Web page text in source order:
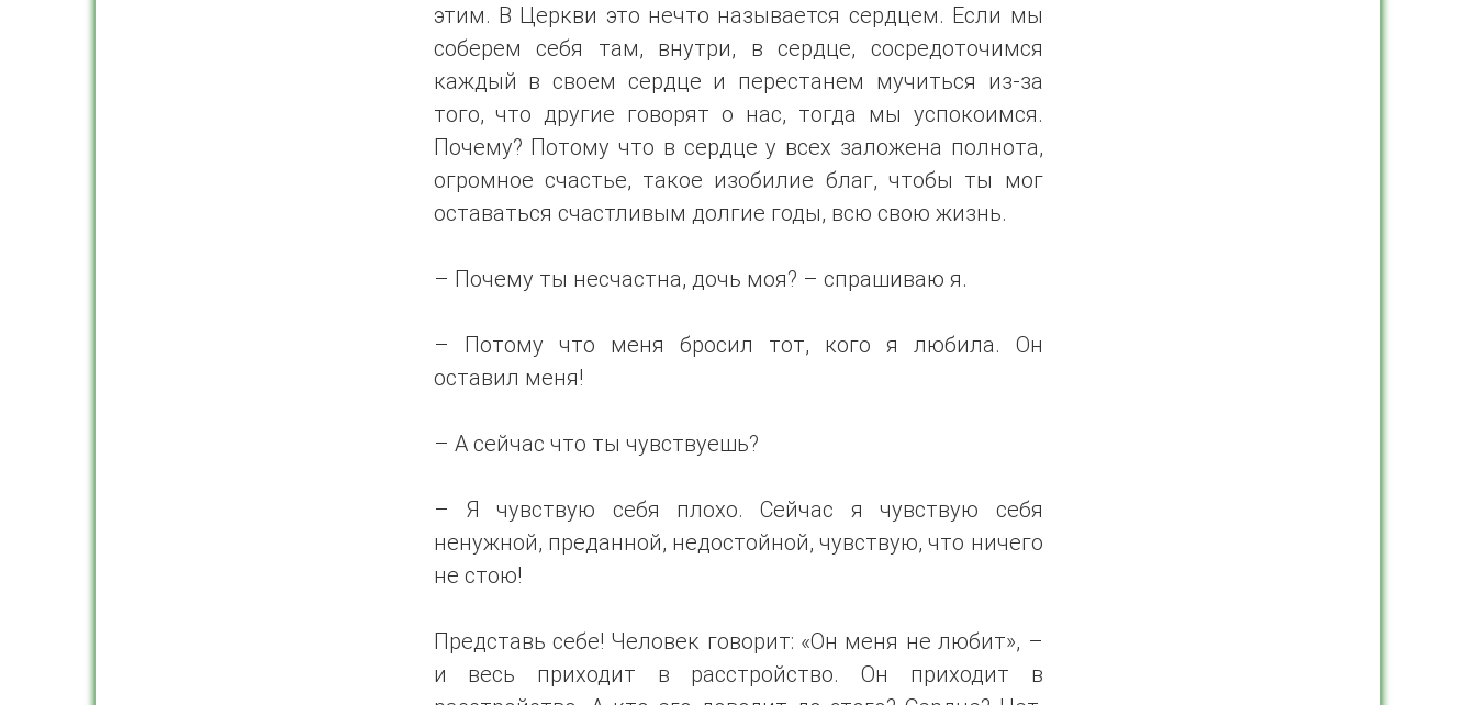
этим. В Церкви это нечто называется сердцем. Если мы
соберем себя там, внутри, в сердце, сосредоточимся
каждый в своем сердце и перестанем мучиться из-за
того, что другие говорят о нас, тогда мы успокоимся.
Почему? Потому что в сердце у всех заложена полнота,
огромное счастье, такое изобилие благ, чтобы ты мог
оставаться счастливым долгие годы, всю свою жизнь.
– Почему ты несчастна, дочь моя? – спрашиваю я.
– Потому что меня бросил тот, кого я любила. Он
оставил меня!
– А сейчас что ты чувствуешь?
– Я чувствую себя плохо. Сейчас я чувствую себя
ненужной, преданной, недостойной, чувствую, что ничего
не стою!
Представь себе! Человек говорит: «Он меня не любит», –
и весь приходит в расстройство. Он приходит в